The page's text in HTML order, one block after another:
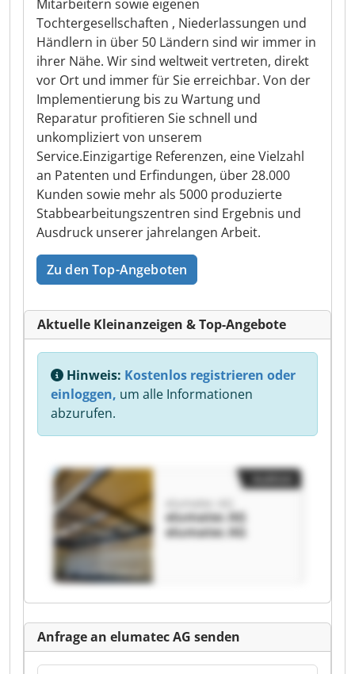
Mitarbeitern sowie eigenen
Tochtergesellschaften , Niederlassungen und
Händlern in über 50 Ländern sind wir immer in
ihrer Nähe. Wir sind weltweit vertreten, direkt
vor Ort und immer für Sie erreichbar. Von der
Implementierung bis zu Wartung und
Reparatur profitieren Sie schnell und
unkompliziert von unserem
Service.Einzigartige Referenzen, eine Vielzahl
an Patenten und Erfindungen, über 28.000
Kunden sowie mehr als 5000 produzierte
Stabbearbeitungszentren sind Ergebnis und
Ausdruck unserer jahrelangen Arbeit.
Zu den Top-Angeboten
Aktuelle Kleinanzeigen & Top-Angebote
Hinweis: Kostenlos registrieren oder
einloggen, um alle Informationen
abzurufen.
elumatec AG
elumatec AG
elumatec AG
Anfrage an elumatec AG senden